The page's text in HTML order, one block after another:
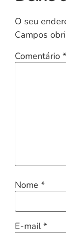
O seu
Campos
Comentário *
Nome *
E-mail*